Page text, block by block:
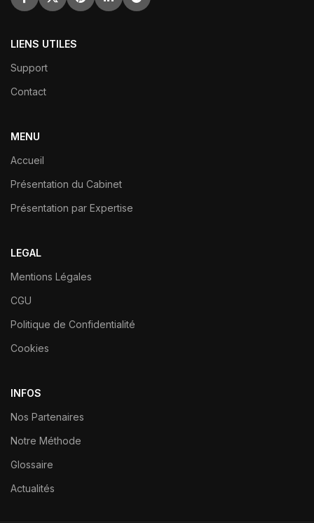
LIENS UTILES
Support
Contact
MENU
Accueil
Présentation du Cabinet
Présentation par Expertise
LEGAL
Mentions Légales
CGU
Politique de Confidentialité
Cookies
INFOS
Nos Partenaires
Notre Méthode
Glossaire
Actualités